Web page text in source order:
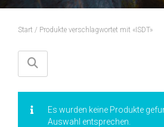
Start / Produkte verschlagwortet mit «ISDT»
Es wurden keine Produkte
Auswahl entsprechen.